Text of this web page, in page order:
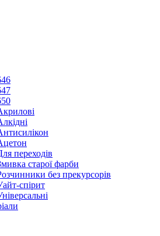
переходів
старої фарби
без прекурсорів
спірит